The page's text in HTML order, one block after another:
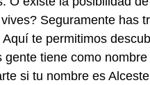
Seguramente has
te permitimos
gente tiene como
si tu nombre es